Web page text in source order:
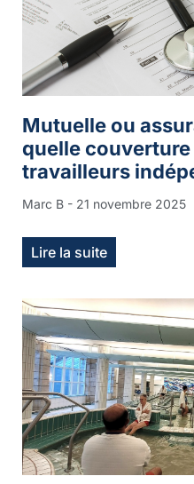
Mutuelle ou
quelle
travailleurs
Marc B 21 novembre 2025
Lire la suite